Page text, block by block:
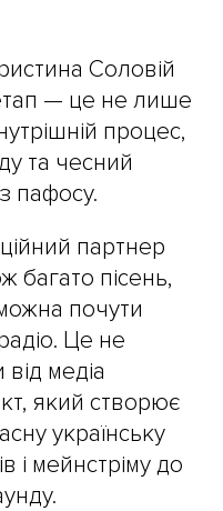
Соловій
— це не лише
процес,
та чесний
пафосу.
партнер
багато пісень,
почути
Це не
медіа
який створює
українську
і мейнстріму до